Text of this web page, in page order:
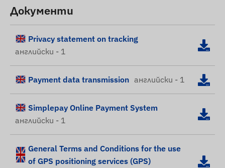
Документи
Privacy statement on tracking
английски - 1
Payment data transmission английски - 1
Simplepay Online Payment System
английски - 1
General Terms and Conditions for the use
of GPS positioning services (GPS)